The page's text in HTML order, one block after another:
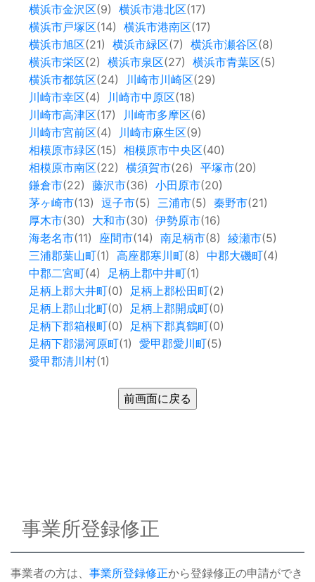
横浜市金沢区(9) 横浜市港北区(17)
横浜市戸塚区(14) 横浜市港南区(17)
横浜市旭区(21) 横浜市緑区(7) 横浜市瀬谷区(8)
横浜市栄区(2) 横浜市泉区(27) 横浜市青葉区(5)
横浜市都筑区(24) 川崎市川崎区(29)
川崎市幸区(4) 川崎市中原区(18)
川崎市高津区(17) 川崎市多摩区(6)
川崎市宮前区(4) 川崎市麻生区(9)
相模原市緑区(15) 相模原市中央区(40)
相模原市南区(22) 横須賀市(26) 平塚市(20)
鎌倉市(22) 藤沢市(36) 小田原市(20)
茅ヶ崎市(13) 逗子市(5) 三浦市(5) 秦野市(21)
厚木市(30) 大和市(30) 伊勢原市(16)
海老名市(11) 座間市(14) 南足柄市(8) 綾瀬市(5)
三浦郡葉山町(1) 高座郡寒川町(8) 中郡大磯町(4)
中郡二宮町(4) 足柄上郡中井町(1)
足柄上郡大井町(0) 足柄上郡松田町(2)
足柄上郡山北町(0) 足柄上郡開成町(0)
足柄下郡箱根町(0) 足柄下郡真鶴町(0)
足柄下郡湯河原町(1) 愛甲郡愛川町(5)
愛甲郡清川村(1)
事業所登録修正
事業者の方は、 事業所登録修正から登録修正の申請ができ